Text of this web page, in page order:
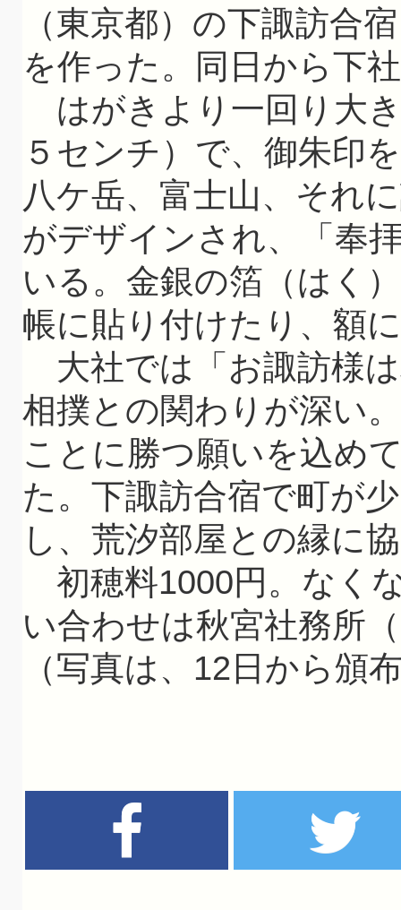
（東京都）の下諏訪合
を作った。同日から下
はがきより一回り大
５センチ）で、御朱印
八ケ岳、富士山、それ
がデザインされ、「奉
いる。金銀の箔（はく
帳に貼り付けたり、額
大社では「お諏訪様
相撲との関わりが深い
ことに勝つ願いを込め
た。下諏訪合宿で町が
し、荒汐部屋との縁に
初穂料1000円。なく
い合わせは秋宮社務所
（写真は、12日から頒